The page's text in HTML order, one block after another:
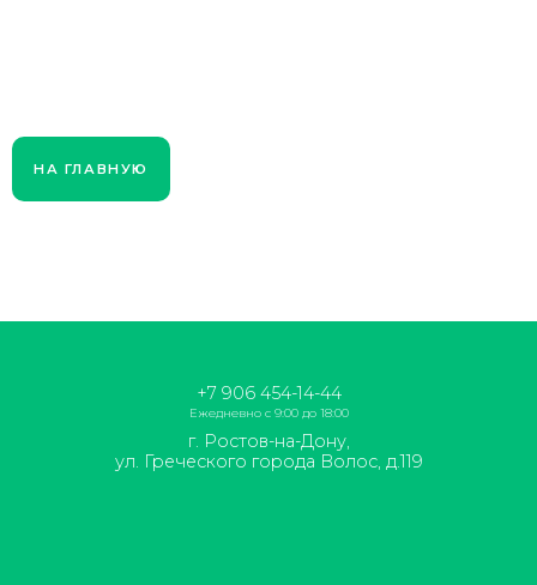
НА ГЛАВНУЮ
+7 906 454-14-44
Ежедневно с 9:00 до 18:00
г. Ростов-на-Дону,
ул. Греческого города Волос, д.119